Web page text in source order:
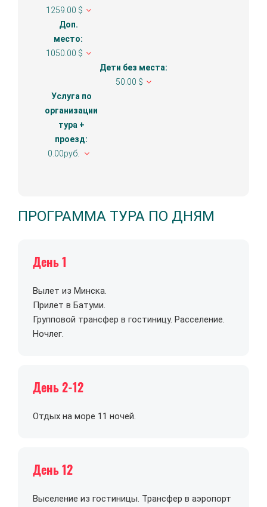
1259.00 $
Доп.
место:
1050.00 $
Дети без места:
50.00 $
Услуга по
организации
тура +
проезд:
0.00руб.
ПРОГРАММА ТУРА ПО ДНЯМ
День 1
Вылет из Минска.
Прилет в Батуми.
Групповой трансфер в гостиницу. Расселение.
Ночлег.
День 2-12
Отдых на море 11 ночей.
День 12
Выселение из гостиницы. Трансфер в аэропорт